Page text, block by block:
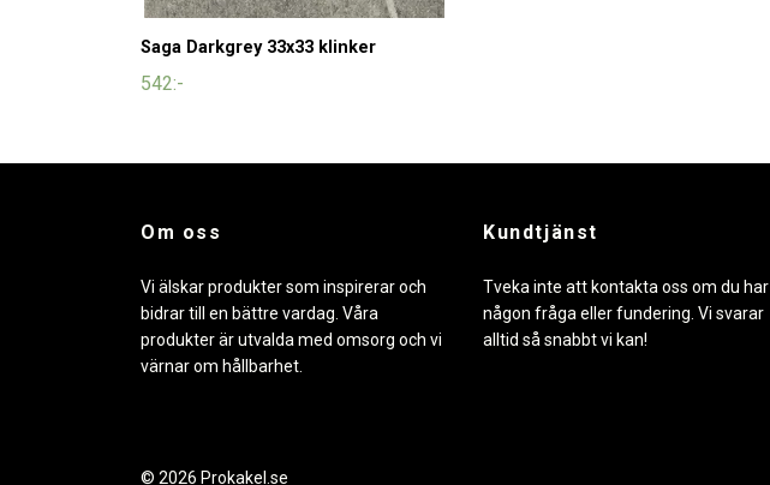
Saga Darkgrey 33x33 klinker
542:-
Om oss
Vi älskar produkter som inspirerar och
bidrar till en bättre vardag. Våra
produkter är utvalda med omsorg och vi
värnar om hållbarhet.
Kundtjänst
Tveka inte att kontakta oss om du har
någon fråga eller fundering. Vi svarar
alltid så snabbt vi kan!
© 2026 Prokakel.se